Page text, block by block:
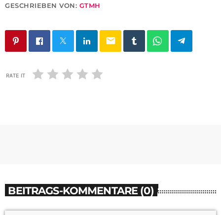
GESCHRIEBEN VON: GTMH
email
RATE IT
BEITRAGS-KOMMENTARE (0)